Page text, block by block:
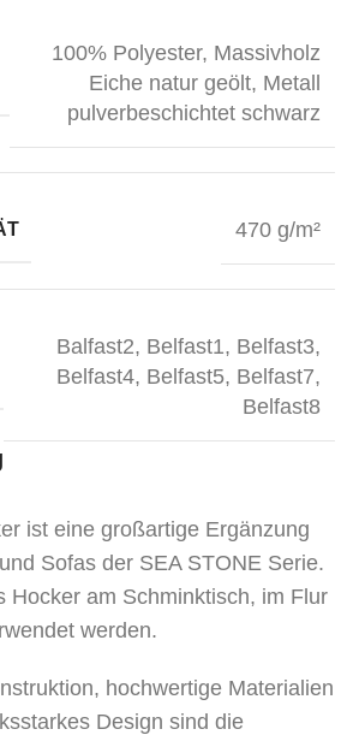
100% Polyester, Massivholz
Eiche natur geölt, Metall
pulverbeschichtet schwarz
470 g/m²
Balfast2, Belfast1, Belfast3,
Belfast4, Belfast5, Belfast7,
Belfast8
ist eine großartige Ergänzung
Sofas der SEA STONE Serie.
Hocker am Schminktisch, im Flur
werden.
hochwertige Materialien
Design sind die